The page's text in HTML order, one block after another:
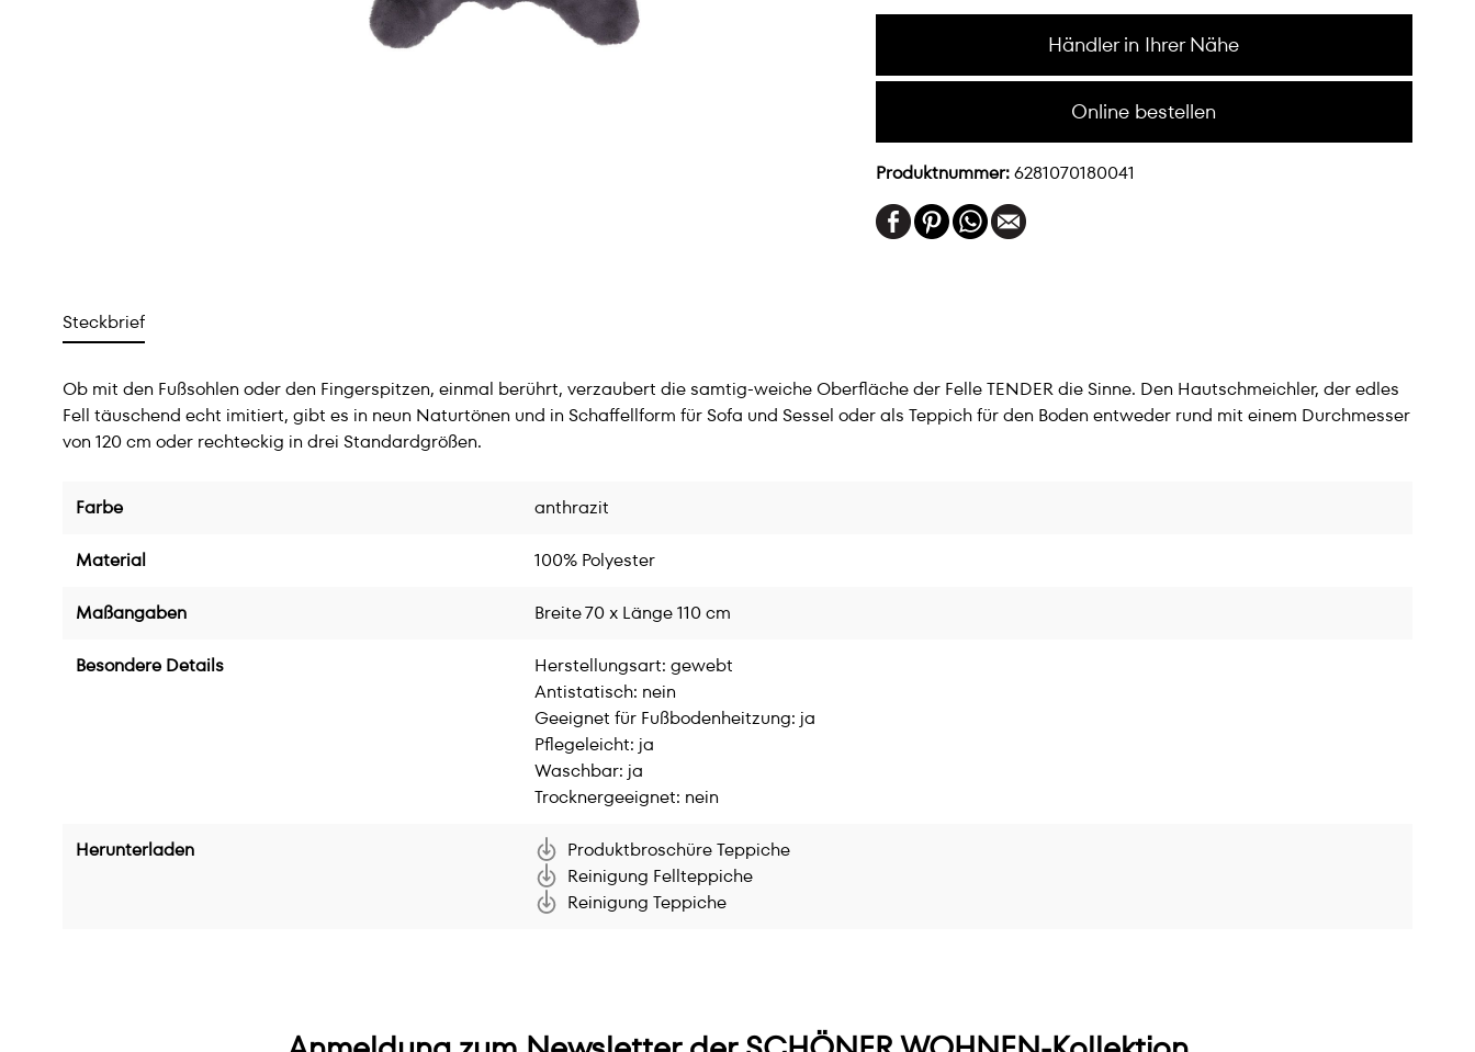
Händler in Ihrer Nähe
Online bestellen
Produktnummer:6281070180041
Steckbrief
Ob mit den Fußsohlen oder den Fingerspitzen, einmal berührt, verzaubert die samtig-weiche Oberfläche der Felle TENDER die Sinne. Den Hautschmeichler, der edles
Fell täuschend echt imitiert, gibt es in neun Naturtönen und in Schaffellform für Sofa und Sessel oder als Teppich für den Boden entweder rund mit einem Durchmesser
von 120 cm oder rechteckig in drei Standardgrößen.
Farbe anthrazit
Material 100% Polyester
Maßangaben Breite 70 x Länge 110 cm
Besondere Details
Herstellungsart: gewebt
Antistatisch: nein
Geeignet für Fußbodenheitzung: ja
Pflegeleicht: ja
Waschbar: ja
Trocknergeeignet: nein
Herunterladen
Produktbroschüre Teppiche
Reinigung Fellteppiche
Reinigung Teppiche